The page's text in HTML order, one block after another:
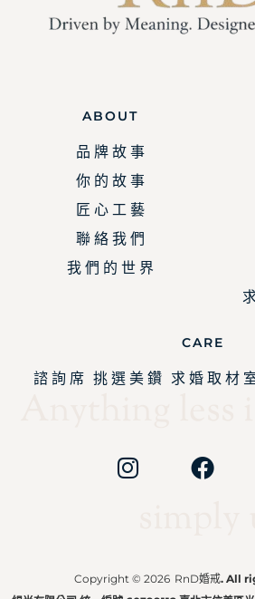
ABOUT
品 牌 故 事
你 的 故 事
匠 心 工 藝
聯 絡 我 們
我 們 的 世 界
CARE
諮 詢 席 挑 選 美 鑽 求 婚 取 材
Copyright © 2026 RnD婚戒. All